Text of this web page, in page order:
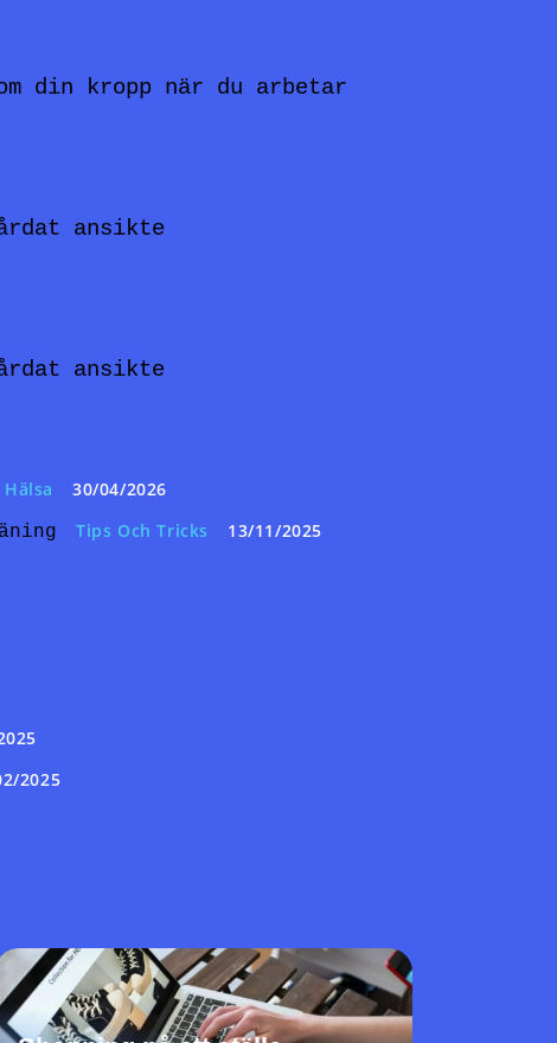
din kropp när du arbetar
ansikte
ansikte
Hälsa 30/04/2026
Tips Och Tricks 13/11/2025
2025